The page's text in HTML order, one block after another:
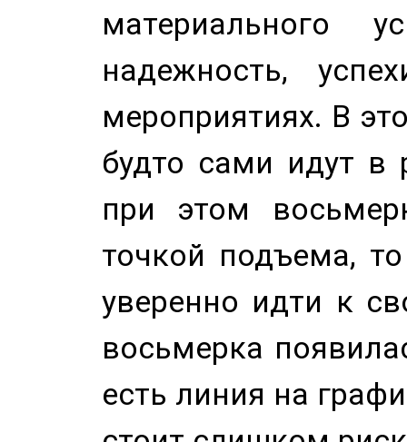
материального
надежность,
мероприятиях. В
будто сами идут в
при этом
точкой подъема,
уверенно идти к
восьмерка
есть линия на